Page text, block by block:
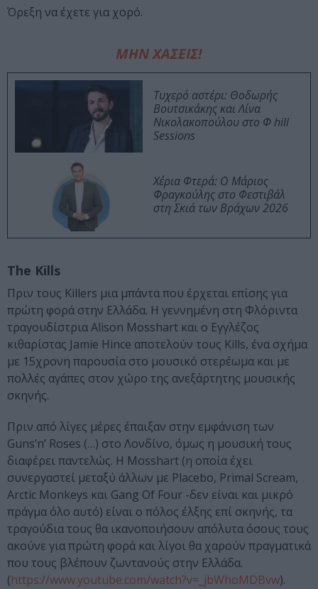
Όρεξη να έχετε για χορό.
ΜΗΝ ΧΑΣΕΙΣ!
Τυχερό αστέρι: Θοδωρής
Βουτσικάκης και Λίνα
Νικολακοπούλου στο Φ hill
Sessions
Χέρια Φτερά: Ο Μάριος
Φραγκούλης στο Φεστιβάλ
στη Σκιά των Βράχων 2026
The Kills
Πριν τους Killers μια μπάντα που έρχεται επίσης για
πρώτη φορά στην Ελλάδα. Η γεννημένη στη Φλόριντα
τραγουδίστρια Alison Mosshart και ο Εγγλέζος
κιθαρίστας Jamie Hince αποτελούν τους Kills, ένα σχήμα
με 15χρονη παρουσία στο μουσικό στερέωμα και με
πολλές αγάπες στον χώρο της ανεξάρτητης μουσικής
σκηνής.
Πριν από λίγες μέρες έπαιξαν στην εμφάνιση των
Guns’n’ Roses (…) στο Λονδίνο, όμως η μουσική τους
διαφέρει παντελώς. Η Mosshart (η οποία έχει
συνεργαστεί μεταξύ άλλων με Placebo, Primal Scream,
Arctic Monkeys και Gang Of Four -δεν είναι και μικρό
πράγμα όλο αυτό) είναι ο πόλος έλξης επί σκηνής, τα
τραγούδια τους θα ικανοποιήσουν απόλυτα όσους τους
ακούνε για πρώτη φορά και λίγοι θα χαρούν πραγματικά
που τους βλέπουν ζωντανούς στην Ελλάδα.
(https://www.youtube.com/watch?v=_jbWhoMDBvw).